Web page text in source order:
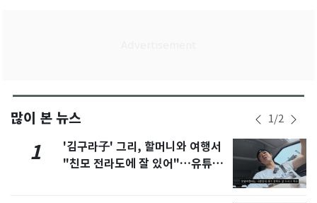
많이 본 뉴스 1/2
1
'김구라子' 그리, 할머니와 여행서
"친모 전라도에 잘 있어"…유튜브